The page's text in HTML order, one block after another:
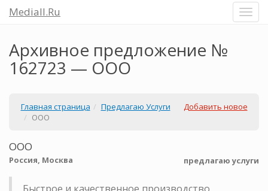
Mediall.Ru
Архивное предложение №
162723 — ООО
Добавить новое
Главная страница
Предлагаю Услуги
ООО
ООО
предлагаю услуги
Россия, Москва